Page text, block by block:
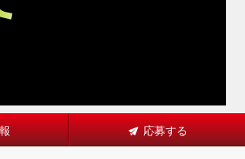
応募する